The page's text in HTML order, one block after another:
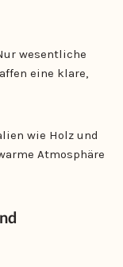
wesentliche
eine klare,
wie Holz und
Atmosphäre